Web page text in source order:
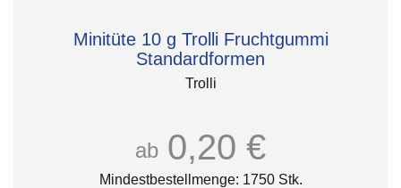
Minitüte 10 g Trolli Fruchtgummi
Standardformen
Trolli
ab 0,20 €
Mindestbestellmenge: 1750 Stk.